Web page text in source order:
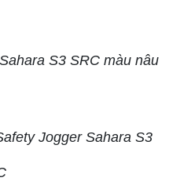
S3 SRC màu nâu
Jogger Sahara S3